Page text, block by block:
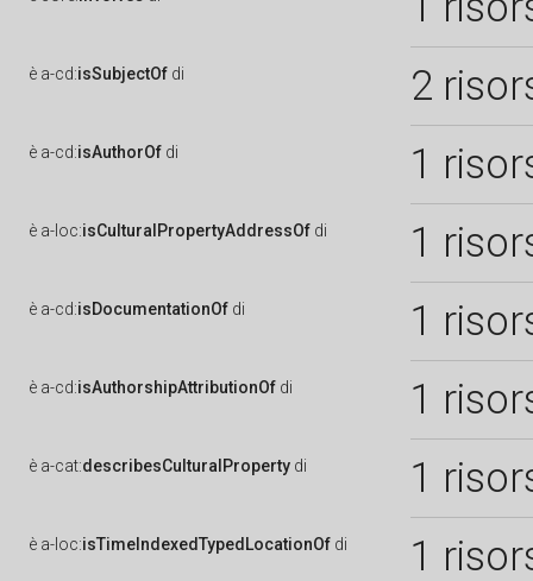
è a-cd:isSubjectOf di 2
è a-cd:isAuthorOf di 1
è a-loc:isCulturalPropertyAddressOf di 1
è a-cd:isDocumentationOf di 1
è a-cd:isAuthorshipAttributionOf di 1
è a-cat:describesCulturalProperty di 1
è a-loc:isTimeIndexedTypedLocationOf di 1